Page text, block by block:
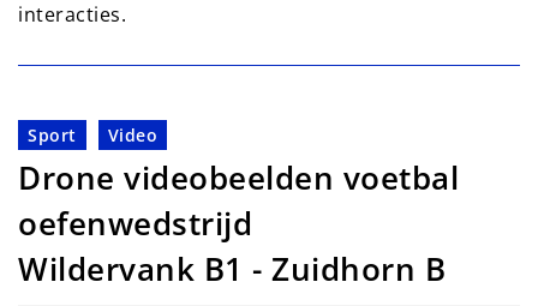
interacties.
Sport Video
Drone videobeelden voetbal
oefenwedstrijd
Wildervank B1 - Zuidhorn B